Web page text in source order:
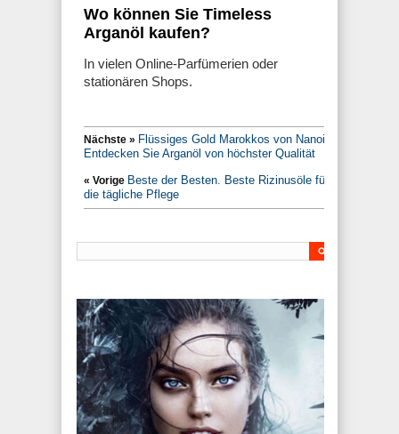
Wo können Sie Timeless
Arganöl kaufen?
In vielen Online-Parfümerien oder
stationären Shops.
Nächste » Flüssiges Gold Marokkos von Nanoil.
Entdecken Sie Arganöl von höchster Qualität
« Vorige Beste der Besten. Beste Rizinusöle für
die tägliche Pflege